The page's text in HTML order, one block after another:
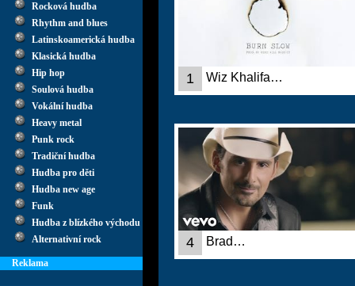
Rocková hudba
Rhythm and blues
Latinskoamerická hudba
Klasická hudba
Hip hop
Soulová hudba
Vokální hudba
Heavy metal
Punk rock
Tradiční hudba
Hudba pro děti
Hudba new age
Funk
Hudba z blízkého východu
Alternativní rock
Reklama
1 Wiz Khalifa…
4 Brad…